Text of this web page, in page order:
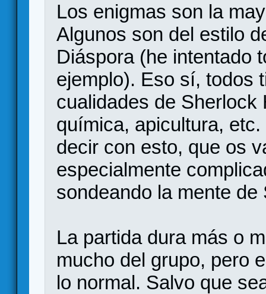
Los enigmas son la
Algunos son del estilo
Diáspora (he intentado
ejemplo). Eso sí, todos
cualidades de Sherlock
química, apicultura,
decir con esto, que os
especialmente
sondeando la mente de
La partida dura más o
mucho del grupo, pero
lo normal. Salvo que